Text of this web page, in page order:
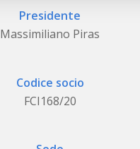
Presidente
Massimiliano Piras
Codice socio
FCI168/20